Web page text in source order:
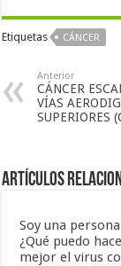
Etiquetas CÁNCER
Anterior
CÁNCER
VÍAS
SUPERIORES
Artículos
Soy una
¿Qué puedo
mejor el virus